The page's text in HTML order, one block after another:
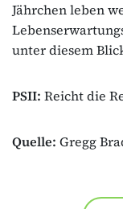
Jährchen leben
unter diesem
PSII: Reicht die
Quelle: Gregg